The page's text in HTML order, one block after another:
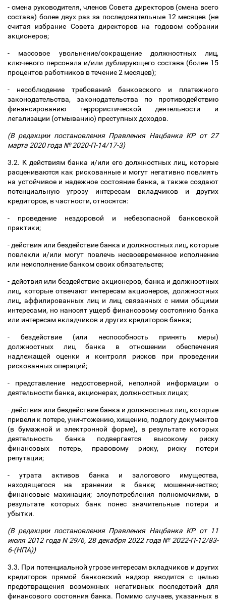
- смена руководителя, членов Совета директоров (смена всего
состава) более двух раз за последовательные 12 месяцев (не
считая избрание Совета директоров на годовом собрании
акционеров;
- массовое увольнение/сокращение должностных лиц,
ключевого персонала и/или дублирующего состава (более 15
процентов работников в течение 2 месяцев);
- несоблюдение требований банковского и платежного
законодательства, законодательства по противодействию
финансированию террористической деятельности и
легализации (отмыванию) преступных доходов.
(В редакции постановления Правления Нацбанка КР от 27
марта 2020 года № 2020-П-14/17-3)
3.2. К действиям банка и/или его должностных лиц, которые
расцениваются как рискованные и могут негативно повлиять
на устойчивое и надежное состояние банка, а также создают
потенциальную угрозу интересам вкладчиков и других
кредиторов, в частности, относятся:
- проведение нездоровой и небезопасной банковской
практики;
- действия или бездействие банка и должностных лиц, которые
повлекли и/или могут повлечь несвоевременное исполнение
или неисполнение банком своих обязательств;
- действия или бездействие акционеров, банка и должностных
лиц, которые отвечают интересам акционеров, должностных
лиц, аффилированных лиц и лиц, связанных с ними общими
интересами, но наносят ущерб финансовому состоянию банка
или интересам вкладчиков и других кредиторов банка;
- бездействие (или неспособность принять меры)
должностных лиц банка в отношении обеспечения
надлежащей оценки и контроля рисков при проведении
рискованных операций;
- представление недостоверной, неполной информации о
деятельности банка, акционерах, должностных лицах;
- действия или бездействие банка и должностных лиц, которые
привели к потере, уничтожению, хищению, подлогу документов
(в бумажной и электронной форме), в результате которых
деятельность банка подвергается высокому риску
финансовых потерь, правовому риску, риску потери
репутации;
- утрата активов банка и залогового имущества,
находящегося на хранении в банке; мошенничество;
финансовые махинации; злоупотребления полномочиями, в
результате которых банк понес значительные потери и
убытки.
(В редакции постановления Правления Нацбанка КР от 11
июля 2012 года N 29/6, 28 декабря 2022 года № 2022-П-12/83-
6-(НПА))
3.3. При потенциальной угрозе интересам вкладчиков и других
кредиторов прямой банковский надзор вводится с целью
предотвращения возможных негативных последствий для
финансового состояния банка. Помимо случаев, указанных в